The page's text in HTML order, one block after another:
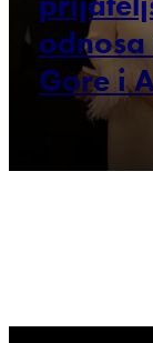
odnosa
Gore i